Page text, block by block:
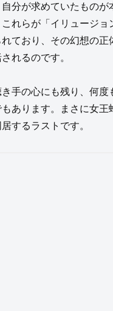
自分が求めていたものが
れらが「イリュージョ
ており、その幻想の正
れるのです。
手の心にも残り、何度
もあります。まさに女王
するラストです。